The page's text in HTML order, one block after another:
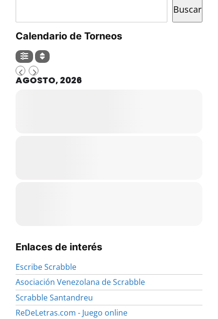
Buscar
Calendario de Torneos
AGOSTO, 2026
Enlaces de interés
Escribe Scrabble
Asociación Venezolana de Scrabble
Scrabble Santandreu
ReDeLetras.com - Juego online